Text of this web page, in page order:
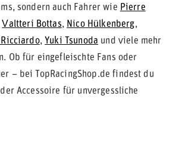
sondern auch Fahrer wie Pierre
Valtteri Bottas, Nico Hülkenberg,
, Yuki Tsunoda und viele mehr
Ob für eingefleischte Fans oder
– bei TopRacingShop.de findest du
Accessoire für unvergessliche